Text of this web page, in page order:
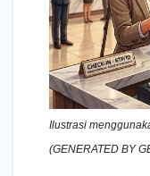
Ilustrasi
(GENERATED BY